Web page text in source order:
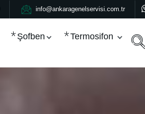
info@ankaragenelservisi.com.tr
Şofben Termosifon